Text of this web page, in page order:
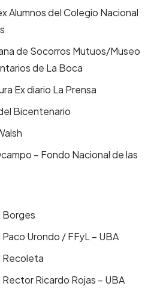
Alumnos del Colegio Nacional
de Socorros Mutuos/Museo
de La Boca
Ex diario La Prensa
Bicentenario
– Fondo Nacional de las
Borges
Urondo / FFyL – UBA
Recoleta
Ricardo Rojas – UBA